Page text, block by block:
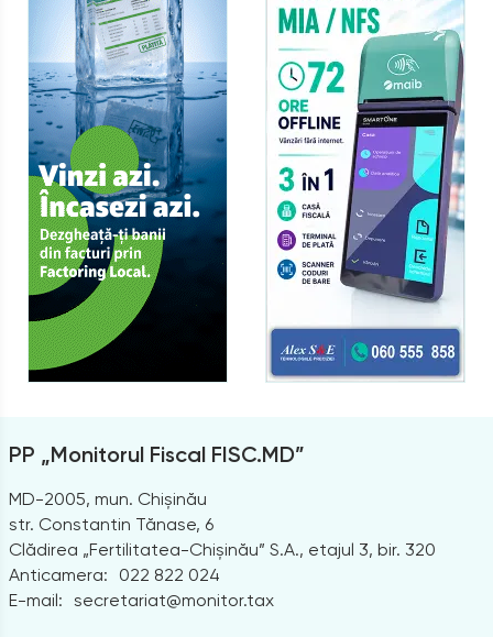
PP „Monitorul Fiscal FISC.MD”
MD-2005, mun. Chișinău
str. Constantin Tănase, 6
Clădirea „Fertilitatea-Chișinău” S.A., etajul 3, bir. 320
Anticamera:
022 822 024
E-mail: secretariat@monitor.tax